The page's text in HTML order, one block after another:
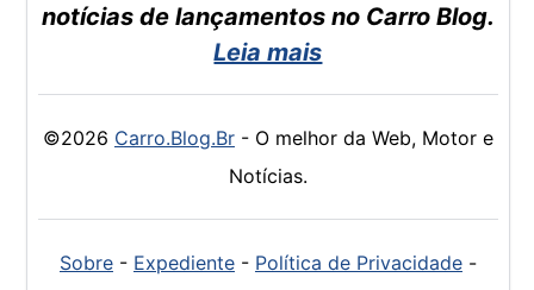
notícias de lançamentos no Carro Blog.
Leia mais
©2026 Carro.Blog.Br- O melhor da Web, Motor e
Notícias.
Sobre- Expediente- Política de Privacidade-